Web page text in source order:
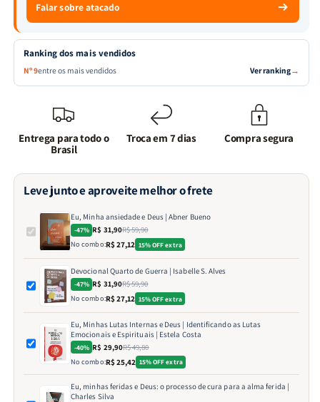
Falar sobre atacado
Ranking dos mais vendidos
Nº 9entre os mais vendidos Ver ranking→
Entrega para todo o
Brasil
Troca em 7 dias Compra segura
Leve junto e aproveite melhor o frete
Eu, Minha ansiedade e Deus | Abner Bueno
-47% R$ 31,90R$ 59,90
No combo:R$ 27,12 15% OFF extra
Devocional Quarto de Guerra | Isabelle S. Alves
-47% R$ 31,90R$ 59,90
No combo:R$ 27,12 15% OFF extra
Eu, Minhas Lutas Internas e Deus | Identificando as Lutas
Emocionais e Espirituais | Estela Costa
-40% R$ 29,90R$ 49,80
No combo:R$ 25,42 15% OFF extra
Eu, minhas feridas e Deus: o processo de cura para a alma ferida |
Charles Silva